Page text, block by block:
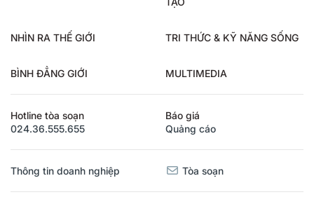
NHÌN RA THẾ GIỚI TRI THỨC & KỸ NĂNG SỐNG
BÌNH ĐẲNG GIỚI MULTIMEDIA
Hotline tòa soạn
024.36.555.655
Báo giá
Quảng cáo
Thông tin doanh nghiệp Tòa soạn